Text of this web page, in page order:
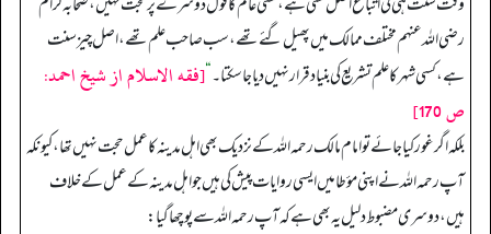
رضی اللہ عنہم مختلف ممالک میں پھیل گئے تھے، سب صاحب علم تھے، اصل چیز سنت
ہے، کسی شہر کا علم تشریع کی بنیاد قرار نہیں دیا جا سکتا۔“[فقه الاسلام از شيخ احمد:
ص 170]
بلکہ اگر غور کیا جائے تو امام مالک رحمہ اللہ کے نزدیک بھی اہل مدینہ کا عمل حجت نہیں تھا، کیونکہ
آپ رحمہ اللہ نے اپنی مؤطا میں ایسی روایات پیش کی ہیں جو اہل مدینہ کے عمل کے خلاف
ہیں، دوسری مضبوط دلیل یہ بھی ہے کہ آپ رحمہ اللہ سے پوچھا گیا: